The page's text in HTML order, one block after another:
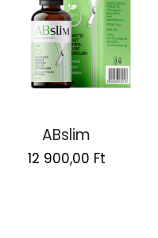
ABslim
Original
12 900,00 Ft